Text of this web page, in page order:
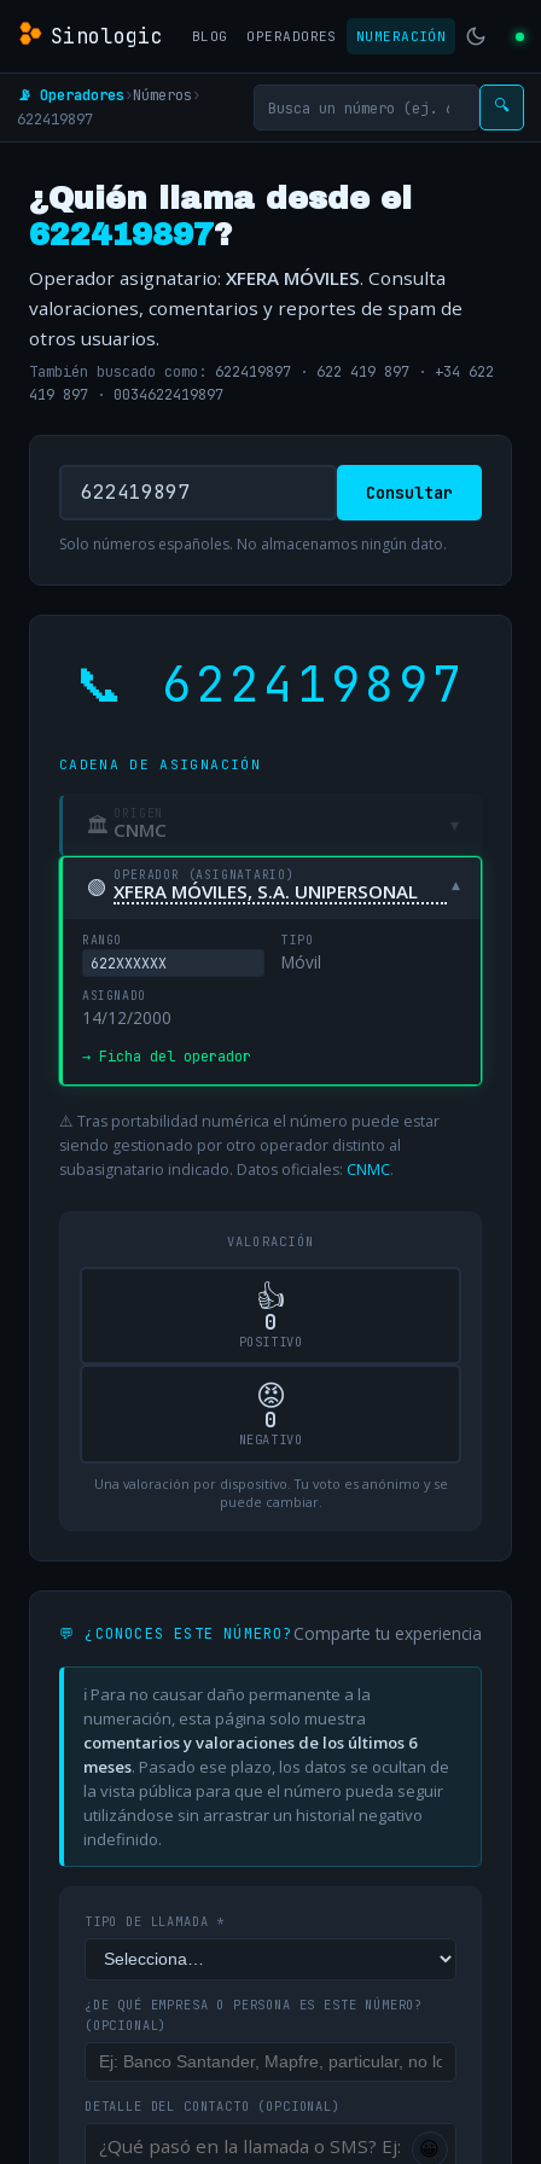
Sinologic BLOG OPERADORES NUMERACIÓN
📡 Operadores›Números›
622419897
🔍
¿Quién llama desde el
622419897?
Operador asignatario: XFERA MÓVILES. Consulta
valoraciones, comentarios y reportes de spam de
otros usuarios.
También buscado como: 622419897 · 622 419 897 · +34 622
419 897 · 0034622419897
Consultar
Solo números españoles. No almacenamos ningún dato.
📞 622419897
CADENA DE ASIGNACIÓN
🏛 ORIGEN
CNMC ▾
🟢 OPERADOR (ASIGNATARIO)
XFERA MÓVILES, S.A. UNIPERSONAL ▾
RANGO
622XXXXXX
TIPO
Móvil
ASIGNADO
14/12/2000
→ Ficha del operador
⚠️ Tras portabilidad numérica el número puede estar
siendo gestionado por otro operador distinto al
subasignatario indicado. Datos oficiales: CNMC.
VALORACIÓN
👍
0
POSITIVO
😡
0
NEGATIVO
Una valoración por dispositivo. Tu voto es anónimo y se
puede cambiar.
💬 ¿CONOCES ESTE NÚMERO? Comparte tu experiencia
ℹ️ Para no causar daño permanente a la
numeración, esta página solo muestra
comentarios y valoraciones de los últimos 6
meses. Pasado ese plazo, los datos se ocultan de
la vista pública para que el número pueda seguir
utilizándose sin arrastrar un historial negativo
indefinido.
TIPO DE LLAMADA *
¿DE QUÉ EMPRESA O PERSONA ES ESTE NÚMERO?
(OPCIONAL)
DETALLE DEL CONTACTO (OPCIONAL)
😀